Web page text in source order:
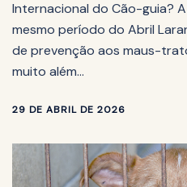
Internacional do Cão-guia?
mesmo período do Abril
de prevenção aos maus-
muito além…
29 DE ABRIL DE 2026